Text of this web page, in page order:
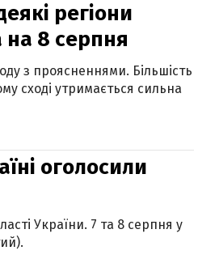
регіони
на 8 серпня
з проясненнями. Більшість
сході утримається сильна
оголосили
України. 7 та 8 серпня у